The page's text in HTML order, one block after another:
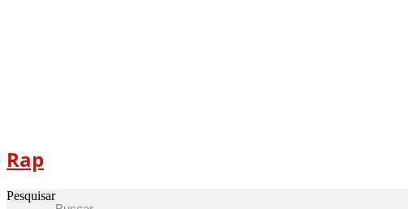
Rap
Pesquisar